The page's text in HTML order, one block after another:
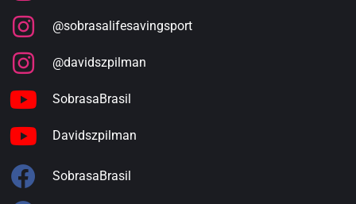
@sobrasalifesavingsport
@davidszpilman
SobrasaBrasil
Davidszpilman
SobrasaBrasil